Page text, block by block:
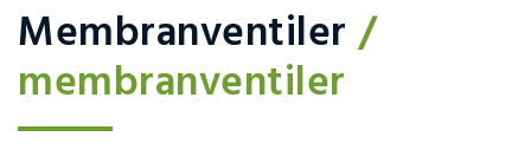
Membranventiler/
membranventiler